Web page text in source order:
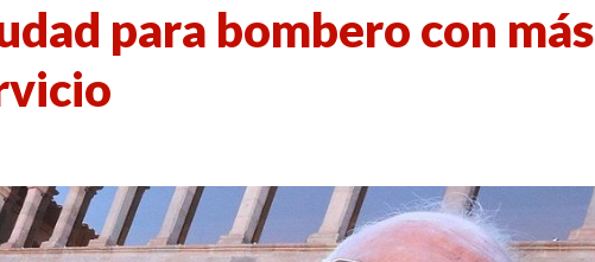
para bombero con más